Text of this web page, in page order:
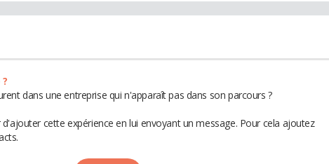
dans une entreprise qui n'apparaît pas dans son parcours ?
cette expérience en lui envoyant un message. Pour cela ajoutez